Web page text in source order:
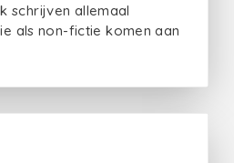
schrijven allemaal
als non-fictie komen aan